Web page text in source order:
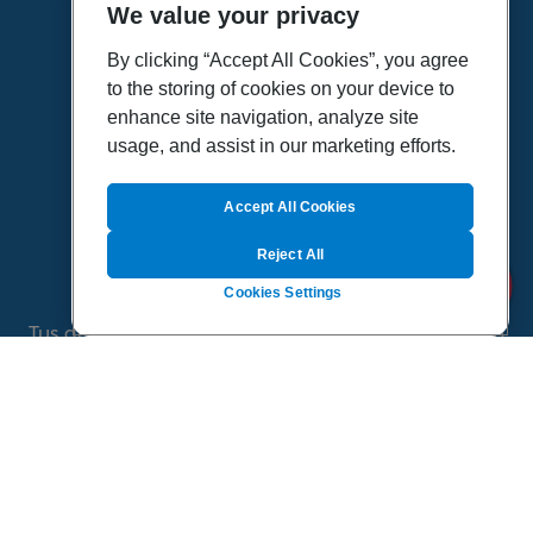
HOME
VÍDEOS
POLÍTICA DE PRIVACIDAD
POLÍTICA DE COOKIES
MAPA DEL SITIO
QUIENES SOMOS
Tus dudas de salud es un proyecto de Sanitas, todo
We value your privacy
By clicking “Accept All Cookies”, you agree
to the storing of cookies on your device to
enhance site navigation, analyze site
usage, and assist in our marketing efforts.
Cookies Settings
Reject All
Accept All Cookies